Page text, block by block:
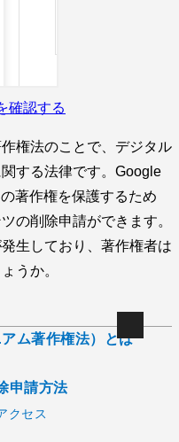
確認する
権法のことで、デジタル
する法律です。Google
著作権を保護するため
の削除申請ができます。
生しており、著作権者は
うか。
ム著作権法）とは
申請方法
クセス